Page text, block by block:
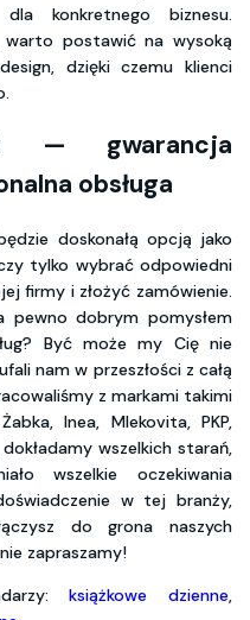
konkretnego biznesu.
warto postawić na wysoką
dzięki czemu klienci
— gwarancja
obsługa
doskonałą opcją jako
tylko wybrać odpowiedni
firmy i złożyć zamówienie.
pewno dobrym pomysłem
Być może my Cię nie
nam w przeszłości z całą
z markami takimi
Inea, Mlekovita, PKP,
wszelkich starań,
wszelkie oczekiwania
w tej branży,
do grona naszych
zapraszamy!
książkowe dzienne,